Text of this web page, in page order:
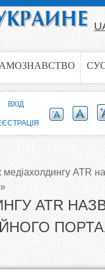
медіахолдингу ATR
ATR
ВХІД